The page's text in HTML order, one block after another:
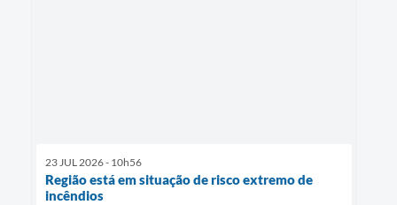
23 JUL 2026 - 10h56
Região está em situação de risco extremo de
incêndios